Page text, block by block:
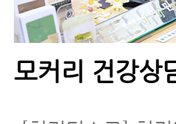
척추관협착증의
모커리 건강상